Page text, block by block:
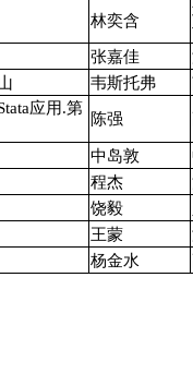
林奕含
张嘉佳
韦斯托弗
应用.第
陈强
中岛敦
程杰
饶毅
王蒙
杨金水